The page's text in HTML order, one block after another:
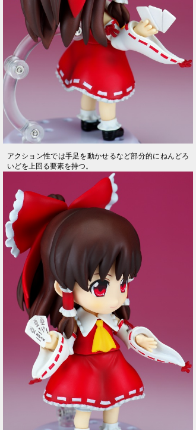
アクション性では手足を動かせるなど部分的にねんどろ
いどを上回る要素を持つ。